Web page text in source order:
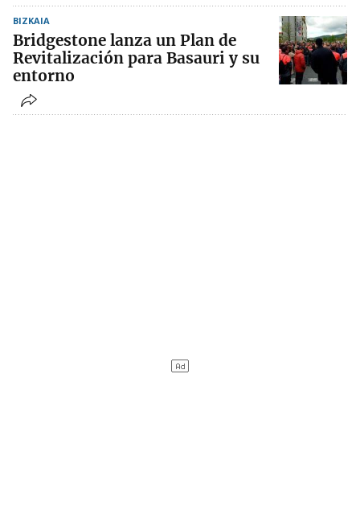
BIZKAIA
Bridgestone lanza un Plan de
Revitalización para Basauri y su
entorno